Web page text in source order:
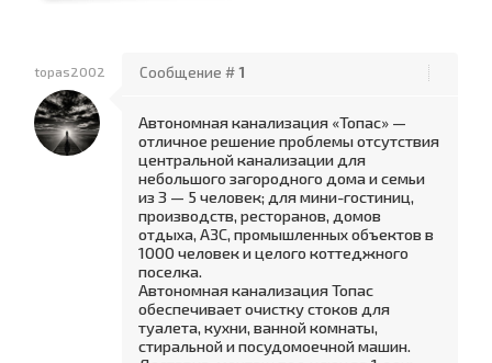
topas2002 Сообщение #1
Автономная канализация «Топас» —
отличное решение проблемы отсутствия
центральной канализации для
небольшого загородного дома и семьи
из 3 — 5 человек; для мини-гостиниц,
производств, ресторанов, домов
отдыха, АЗС, промышленных объектов в
1000 человек и целого коттеджного
поселка.
Автономная канализация Топас
обеспечивает очистку стоков для
туалета, кухни, ванной комнаты,
стиральной и посудомоечной машин.